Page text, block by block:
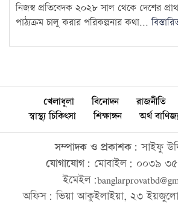
নিজস্ব প্রতিবেদক ২০২৮ সাল থেকে দেশের
পাঠ্যক্রম চালু করার পরিকল্পনার কথা...
খেলাধুলা বিনোদন রাজনীতি
স্বাস্থ্য চিকিৎসা
শিক্ষাঙ্গন অর্থ
সম্পাদক ও প্রকাশক: সাইফু
যোগাযোগ: মোবাইল: ০০৩৯
অফিস: ভিয়া আকুইলাইয়া, ২৩